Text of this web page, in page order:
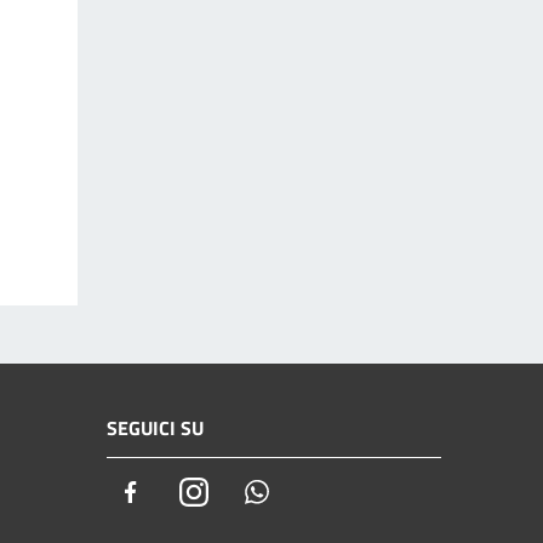
SEGUICI SU
FacebookInstagram